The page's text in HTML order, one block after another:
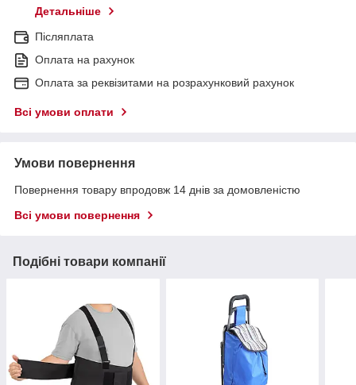
Детальніше
Післяплата
Оплата на рахунок
Оплата за реквізитами на розрахунковий рахунок
Всі умови оплати
Умови повернення
Повернення товару впродовж 14 днів за домовленістю
Всі умови повернення
Подібні товари компанії